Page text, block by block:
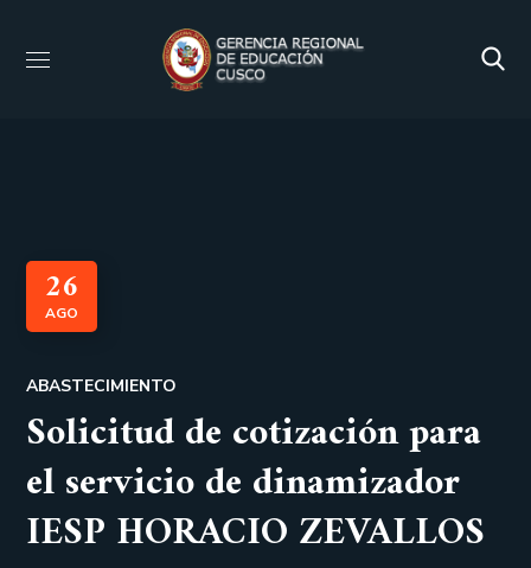
26
AGO
ABASTECIMIENTO
Solicitud de cotización para
el servicio de dinamizador
IESP HORACIO ZEVALLOS